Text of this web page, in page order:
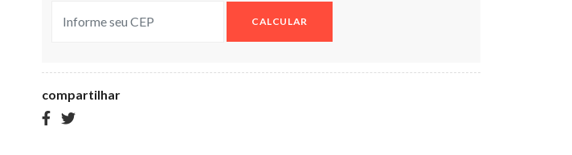
CALCULAR
compartilhar